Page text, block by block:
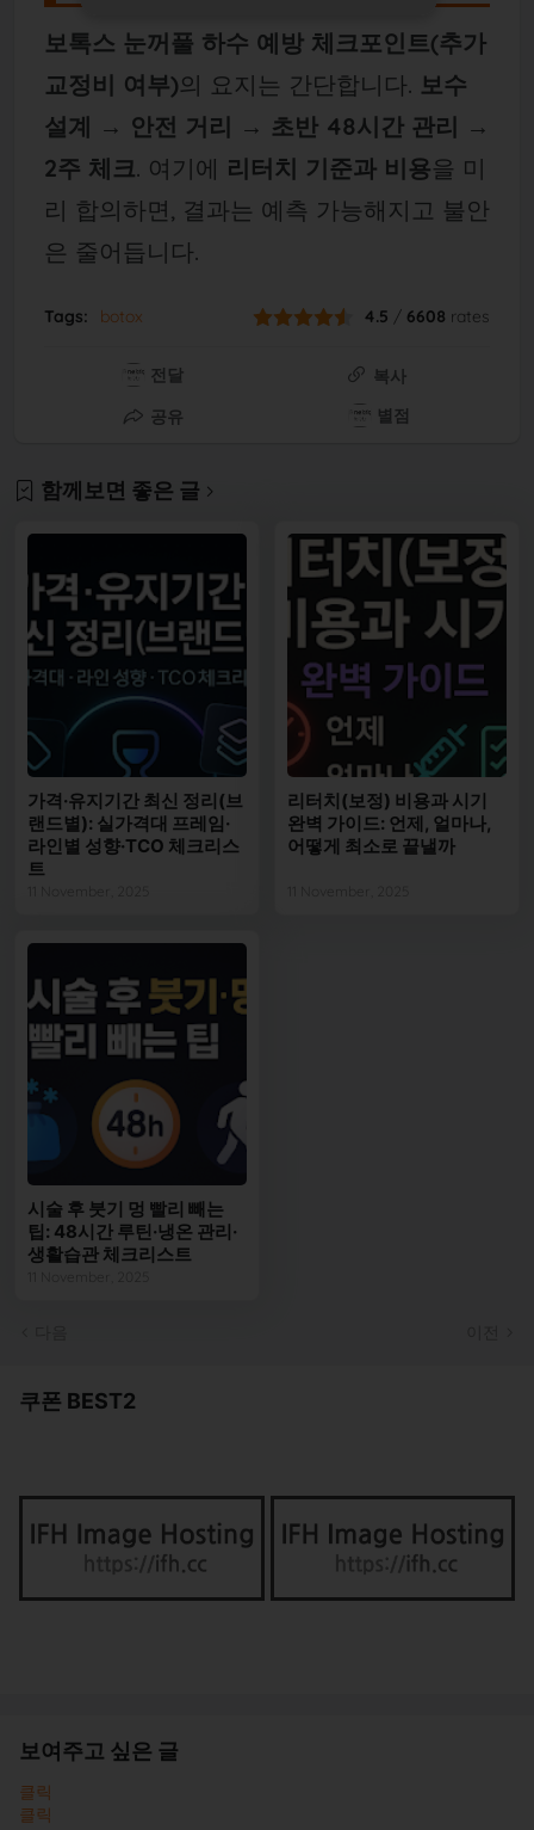
보톡스 눈꺼풀 하수 예방 체크포인트(추가
교정비 여부)의 요지는 간단합니다. 보수
설계 → 안전 거리 → 초반 48시간 관리 →
2주 체크. 여기에 리터치 기준과 비용을 미
리 합의하면, 결과는 예측 가능해지고 불안
은 줄어듭니다.
Tags: botox 4.5 / 6608 rates
전달
복사
공유
별점
함께보면 좋은 글
가격·유지기간 최신 정리(브
랜드별): 실가격대 프레임·
라인별 성향·TCO 체크리스
트
리터치(보정) 비용과 시기
완벽 가이드: 언제, 얼마나,
어떻게 최소로 끝낼까
시술 후 붓기 멍 빨리 빼는
팁: 48시간 루틴·냉온 관리·
생활습관 체크리스트
쿠폰 BEST2
보여주고 싶은 글
클릭
클릭